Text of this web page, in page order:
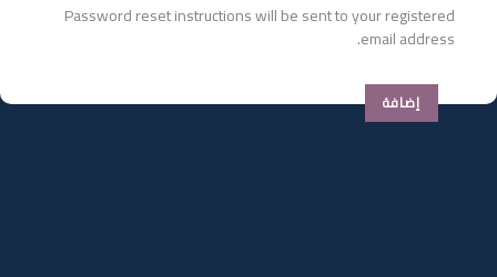
Password reset instructions will be sent to your registered
email address.